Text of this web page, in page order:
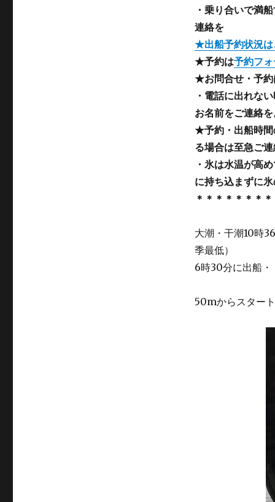
・乗り合いで満
連絡を
★出船予約状況は
★予約は予約フ
★お問合せ・予
・電話に出れな
お名前をご連絡
★予約・出船時間
る場合は至急ご
・ 氷は水温が高
に持ち込まずに
＊＊＊＊＊＊＊
大潮・干潮10
季最低）
6時30分に出船・
50mからスター